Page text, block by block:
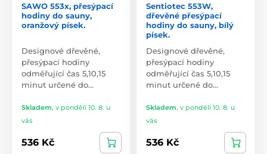
SAWO 553x, přesýpací
hodiny do sauny,
oranžový písek.
Designové dřevěné,
přesýpací hodiny
odměřující čas 5,10,15
minut určené do…
Skladem, v pondělí 10. 8. u
vás
536 Kč
Sentiotec 553W,
dřevěné přesýpací
hodiny do sauny, bílý
písek.
Designové dřevěné,
přesýpací hodiny
odměřující čas 5,10,15
minut určené do…
Skladem, v pondělí 10. 8. u
vás
536 Kč